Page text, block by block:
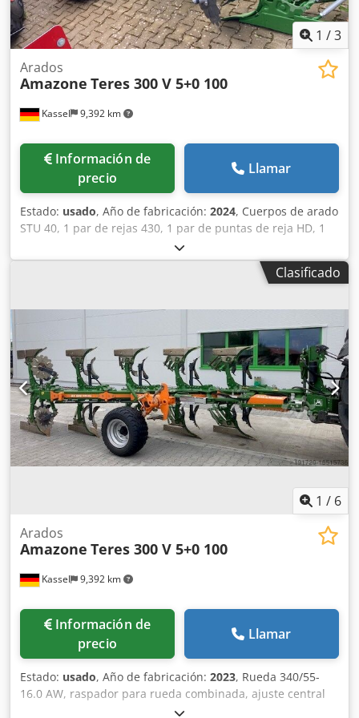
1 /3
Kassel 9,392 km
Arados
Amazone Teres 300 V 5+0 100
Información de
precio
Llamar
Estado: usado, Año de fabricación: 2024, Cuerpos de arado
STU 40, 1 par de rejas 430, 1 par de puntas de reja HD, 1
par / vástago de abridor previo para altura de bastidor 80
para protección hidráulica contra sobrecarga, abridor
previo M2, 1 par / soportes para discos cortadores, disco
montaje de cuerpo con Dsdpot A Udysfx Ahieck
Clasificado
1 / 6
Kassel 9,392 km
Arados
Amazone Teres 300 V 5+0 100
Información de
precio
Llamar
Estado: usado, Año de fabricación: 2023, Rueda 340/55-
16.0 AW, raspador para rueda combinada, ajuste central
de presión de liberación / cuerpo de arado STU 40, reja